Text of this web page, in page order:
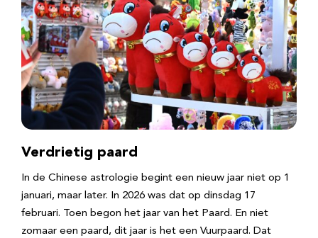
Verdrietig paard
In de Chinese astrologie begint een nieuw jaar niet op 1
januari, maar later. In 2026 was dat op dinsdag 17
februari. Toen begon het jaar van het Paard. En niet
zomaar een paard, dit jaar is het een Vuurpaard. Dat